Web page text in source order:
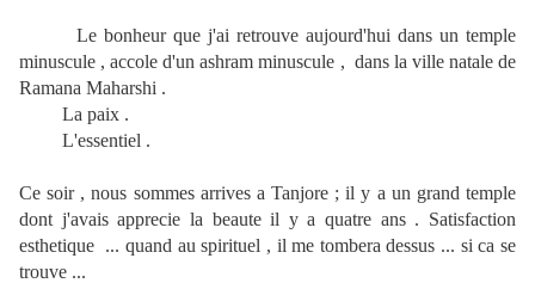
Le bonheur que j'ai retrouve aujourd'hui dans un temple
minuscule , accole d'un ashram minuscule , dans la ville natale de
Ramana Maharshi .
La paix .
L'essentiel .
Ce soir , nous sommes arrives a Tanjore ; il y a un grand temple
dont j'avais apprecie la beaute il y a quatre ans . Satisfaction
esthetique ... quand au spirituel , il me tombera dessus ... si ca se
trouve ...